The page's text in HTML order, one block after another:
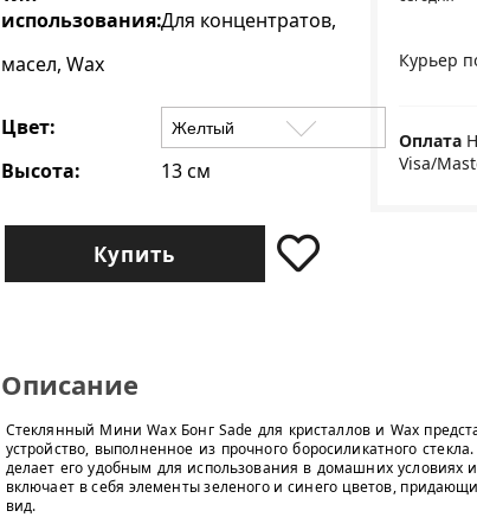
использования:Для концентратов,
масел, Wax
Цвет:
Высота:
13 см
Купить
Курьер
Оплата
Visa/
Описание
Стеклянный Мини Wax Бонг Sade для кристаллов и Wax
устройство, выполненное из прочного боросиликатного
делает его удобным для использования в домашних условиях
включает в себя элементы зеленого и синего цветов,
вид.